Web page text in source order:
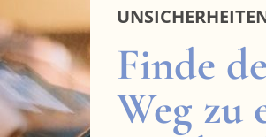
Finde
Weg zu